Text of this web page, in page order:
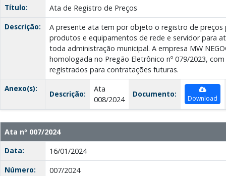
Título:
Ata de Registro de Preços
Descrição:
A presente ata tem por objeto o registro de preços
produtos e equipamentos de rede e servidor para
toda administração municipal. A empresa MW
homologada no Pregão Eletrônico nº 079/2023,
registrados para contratações futuras.
Anexo(s):
Descrição:
Ata
008/2024
Documento: Download
Ata nº 007/2024
Data:
16/01/2024
Número:
007/2024